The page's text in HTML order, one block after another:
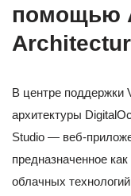
помощью
В центре поддержки
архитектуры
Studio — веб-
предназначенное
облачных